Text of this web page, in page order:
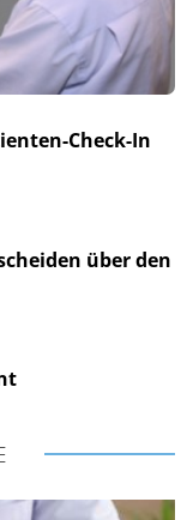
Check-In
über den